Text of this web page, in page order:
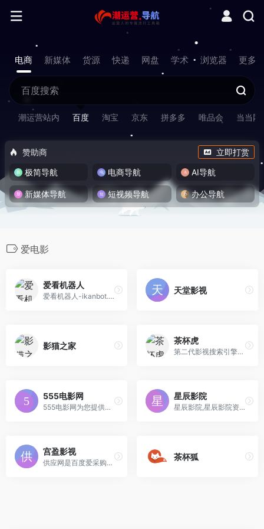
电商 新媒体 货源 快递 网盘 学术 浏览器 更多
潮运营站内 百度 淘宝 京东 拼多多 唯品会 当当网
赞助商
立即打赏
极简导航
电商导航 AI导航
新媒体导航 短视频导航 办公导航
爱电影
爱看机器人
爱看机器人-ikanbot.com,是一个利用网络爬虫技术检索全网免费在线观看影视资源的搜素引擎。
天堂影视
影猫之家
茶杯虎
第二代影视搜索引擎，通过电影名、演员、导演等关键词进行搜索，直达电影资源站，与茶杯狐,51搜剧,电影淘淘,电影狗等引擎不同的是增加了影视评论以及剧情详细介绍，未来会增加影视下载，让电影搜索类更高效、更便捷、更精准！
555电影网
555电影网为您提供最新热播电视剧、电影大全、动漫、综艺节目推荐和排行榜，并可在线免费观看最新动作片、喜剧片、爱情片、日剧、韩剧、国产剧、美剧等影视大全，看高清电影电视剧尽在555电影网。
星辰影院
星辰影院,星辰影院资源网,拥有海量高清电影,电视剧,综艺,动漫等资源供你在线观看,为影视爱好者提供无广告无插件电影和电视剧服务!
宫盈影视
供应网是百度爱采购合作B2B网站，为供应商提供免费B2B信息发布、B2B免费网站大全与百度爱采购入驻服务，帮助采购商快速便捷触达优质商家，平台已覆盖机械、五金、建材、化工、苗木、仪器仪表等B2B行业大类大全。
茶杯狐